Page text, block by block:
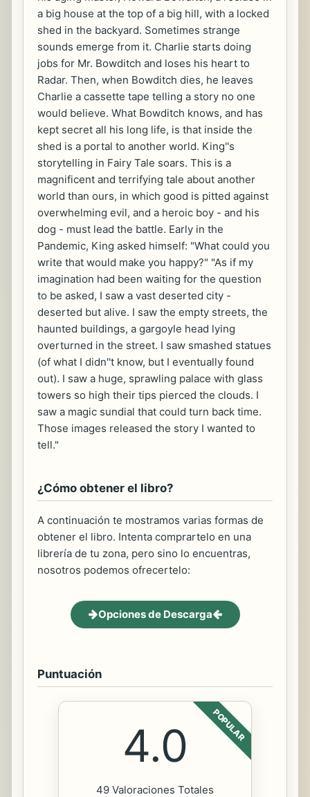
a big house at the top of a big hill, with a locked
shed in the backyard. Sometimes strange
sounds emerge from it. Charlie starts doing
jobs for Mr. Bowditch and loses his heart to
Radar. Then, when Bowditch dies, he leaves
Charlie a cassette tape telling a story no one
would believe. What Bowditch knows, and has
kept secret all his long life, is that inside the
shed is a portal to another world. King''s
storytelling in Fairy Tale soars. This is a
magnificent and terrifying tale about another
world than ours, in which good is pitted against
overwhelming evil, and a heroic boy - and his
dog - must lead the battle. Early in the
Pandemic, King asked himself: "What could you
write that would make you happy?" "As if my
imagination had been waiting for the question
to be asked, I saw a vast deserted city -
deserted but alive. I saw the empty streets, the
haunted buildings, a gargoyle head lying
overturned in the street. I saw smashed statues
(of what I didn''t know, but I eventually found
out). I saw a huge, sprawling palace with glass
towers so high their tips pierced the clouds. I
saw a magic sundial that could turn back time.
Those images released the story I wanted to
tell."
¿Cómo obtener el libro?
A continuación te mostramos varias formas de
obtener el libro. Intenta comprartelo en una
librería de tu zona, pero sino lo encuentras,
nosotros podemos ofrecertelo:
Opciones de Descarga
Puntuación
POPULAR
4.0
49 Valoraciones Totales